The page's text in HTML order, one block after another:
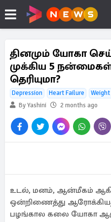
தினமும் யோகா
முக்கிய 5
தெரியுமா?
Depression Heart Failure
Weight
By Yashini
2 months ago
உடல், மனம், ஆன்மீகம்
ஒன்றிணைத்து
பழங்கால கலை யோகா